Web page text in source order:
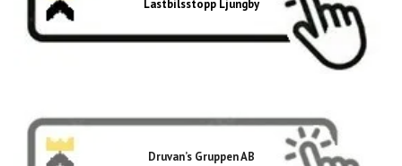
Lastbilsstopp Ljungby
Druvan’s Gruppen AB